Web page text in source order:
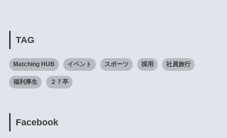
TAG
Matching HUB イベント スポーツ 採用 社員旅行
福利厚生 ２７卒
Facebook